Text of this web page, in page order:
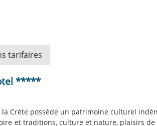
tarifaires
*****
Crète possède un patrimoine culturel
et traditions, culture et nature, plaisirs